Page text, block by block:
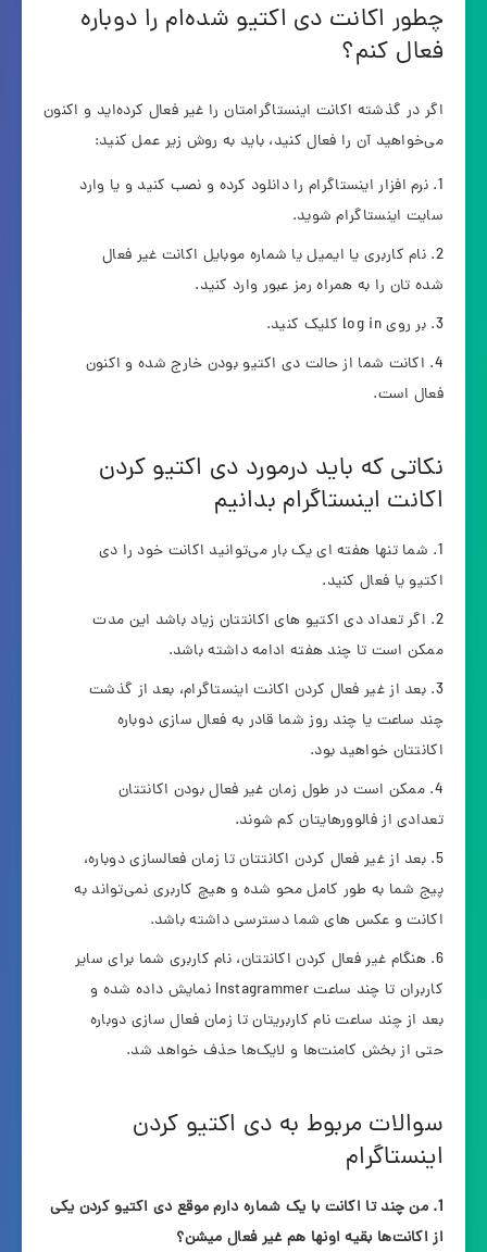
چطور اکانت دی اکتیو شده‌ام را دوباره
فعال کنم؟
اگر در گذشته اکانت اینستاگرامتان را غیر فعال کرده‌اید و اکنون
می‌خواهید آن را فعال کنید، باید به روش زیر عمل کنید:
نرم افزار اینستاگرام را دانلود کرده و نصب کنید و یا وارد
سایت اینستاگرام شوید.
نام کاربری یا ایمیل یا شماره موبایل اکانت غیر فعال
شده تان را به همراه رمز عبور وارد کنید.
بر روی log in کلیک کنید.
اکانت شما از حالت دی اکتیو بودن خارج شده و اکنون
فعال است.
نکاتی که باید درمورد دی اکتیو کردن
اکانت اینستاگرام بدانیم
شما تنها هفته ای یک بار می‌توانید اکانت خود را دی
اکتیو یا فعال کنید.
اگر تعداد دی اکتیو های اکانتتان زیاد باشد این مدت
ممکن است تا چند هفته ادامه داشته باشد.
بعد از غیر فعال کردن اکانت اینستاگرام، بعد از گذشت
چند ساعت یا چند روز شما قادر به فعال سازی دوباره
اکانتتان خواهید بود.
ممکن است در طول زمان غیر فعال بودن اکانتتان
تعدادی از فالوورهایتان کم شوند.
بعد از غیر فعال کردن اکانتتان تا زمان فعالسازی دوباره،
پیج شما به طور کامل محو شده و هیچ کاربری نمی‌تواند به
اکانت و عکس های شما دسترسی داشته باشد.
هنگام غیر فعال کردن اکانتتان، نام کاربری شما برای سایر
کاربران تا چند ساعت Instagrammer نمایش داده شده و
بعد از چند ساعت نام کاربریتان تا زمان فعال سازی دوباره
حتی از بخش کامنت‌ها و لایک‌ها حذف خواهد شد.
سوالات مربوط به دی اکتیو کردن
اینستاگرام
1. من چند تا اکانت با یک شماره دارم موقع دی اکتیو کردن یکی
از اکانت‌ها بقیه اونها هم غیر فعال میشن؟